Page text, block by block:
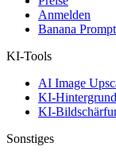
Anmelden
Banana
KI-Tools
AI Image
KI-
KI-
Sonstiges